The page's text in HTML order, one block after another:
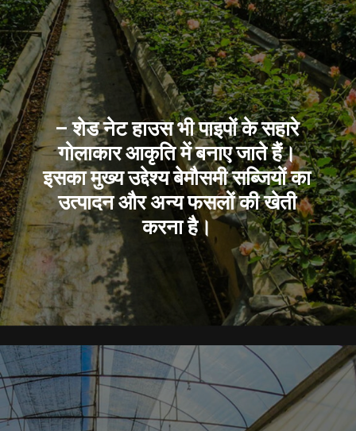
– शेड नेट हाउस भी पाइपों के सहारे
गोलाकार आकृति में बनाए जाते हैं।
इसका मुख्य उद्देश्य बेमौसमी सब्जियों का
उत्पादन और अन्य फसलों की खेती
करना है।